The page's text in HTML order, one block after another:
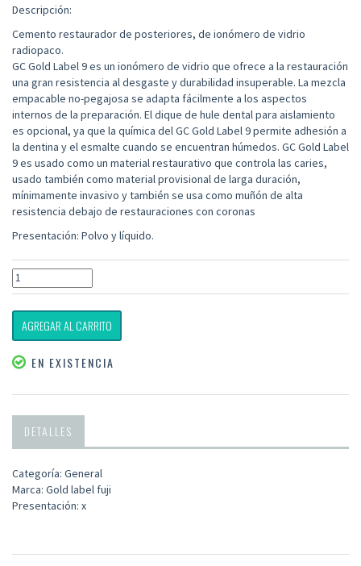
Descripción:
Cemento restaurador de posteriores, de ionómero de vidrio
radiopaco.
GC Gold Label 9 es un ionómero de vidrio que ofrece a la restauración
una gran resistencia al desgaste y durabilidad insuperable. La mezcla
empacable no-pegajosa se adapta fácilmente a los aspectos
internos de la preparación. El dique de hule dental para aislamiento
es opcional, ya que la química del GC Gold Label 9 permite adhesión a
la dentina y el esmalte cuando se encuentran húmedos. GC Gold Label
9 es usado como un material restaurativo que controla las caries,
usado también como material provisional de larga duración,
mínimamente invasivo y también se usa como muñón de alta
resistencia debajo de restauraciones con coronas
Presentación: Polvo y líquido.
AGREGAR AL CARRITO
EN EXISTENCIA
DETALLES
Categoría: General
Marca: Gold label fuji
Presentación: x